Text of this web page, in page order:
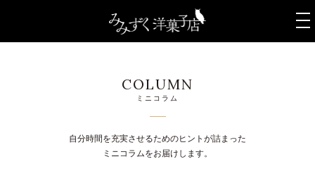
t
COLUMN
ミニコラム
自分時間を充実させるためのヒントが詰まった
ミニコラムをお届けします。